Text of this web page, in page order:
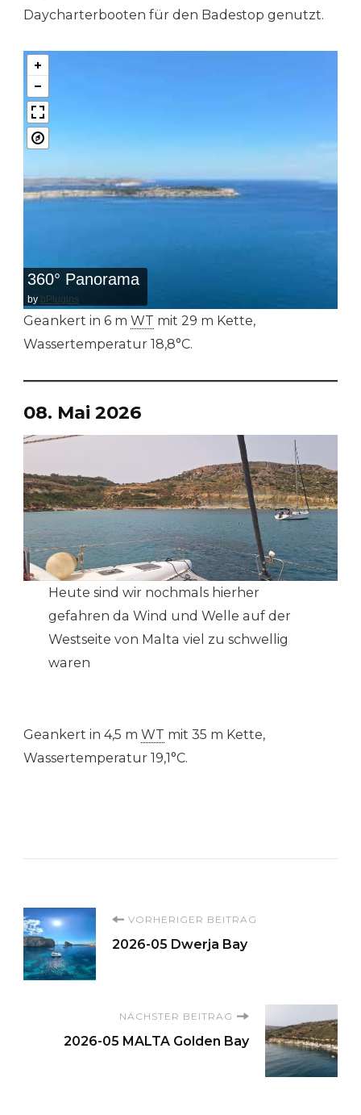
Daycharterbooten für den Badestop genutzt.
360° Panorama
by bPlugins
Geankert in 6 m WT mit 29 m Kette,
Wassertemperatur 18,8°C.
08. Mai 2026
Heute sind wir nochmals hierher
gefahren da Wind und Welle auf der
Westseite von Malta viel zu schwellig
waren
Geankert in 4,5 m WT mit 35 m Kette,
Wassertemperatur 19,1°C.
Beitragsnavigation
VORHERIGER BEITRAG
2026-05 Dwerja Bay
NÄCHSTER BEITRAG
2026-05 MALTA Golden Bay